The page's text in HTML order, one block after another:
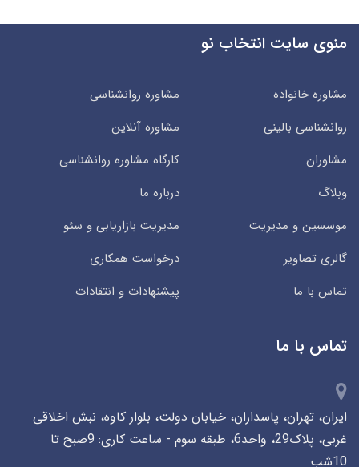
منوی سایت انتخاب نو
مشاوره خانواده
مشاوره روانشناسی
روانشناسی بالینی
مشاوره آنلاین
مشاوران
کارگاه مشاوره روانشناسی
وبلاگ
درباره ما
موسسین و مدیریت
مدیریت بازاریابی و سئو
گالری تصاویر
درخواست همکاری
تماس با ما
پیشنهادات و انتقادات
تماس با ما
ایران، تهران، پاسداران، خیابان دولت، بلوار کاوه، نبش اخلاقی
غربی، پلاک29، واحد6، طبقه سوم - ساعت کاری: 9صبح تا
10شب